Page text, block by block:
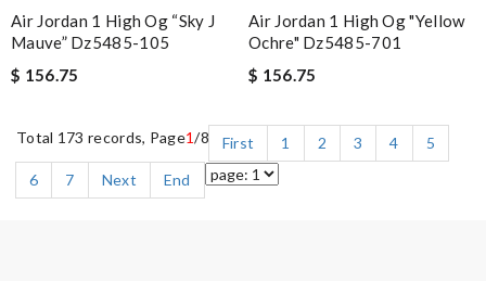
Air Jordan 1 High Og “sky J
Mauve” Dz5485-105
$ 156.75
Air Jordan 1 High Og "yellow
Ochre" Dz5485-701
$ 156.75
Total 173 records, Page1/8 First 1 2 3 4
5
6
7 Next End